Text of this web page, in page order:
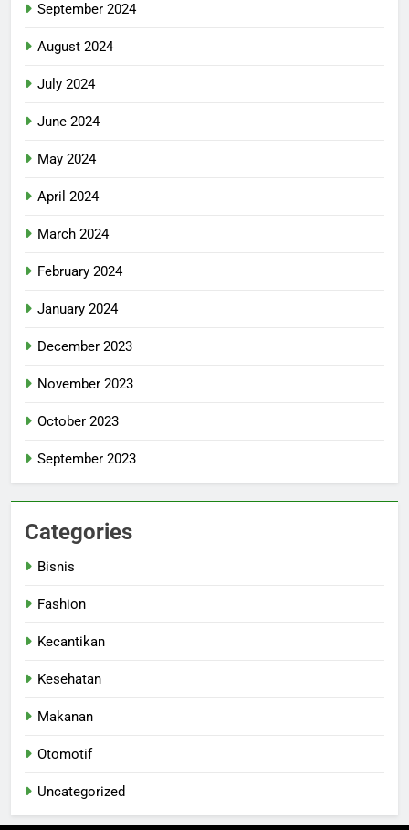
September 2024
August 2024
July 2024
June 2024
May 2024
April 2024
March 2024
February 2024
January 2024
December 2023
November 2023
October 2023
September 2023
Categories
Bisnis
Fashion
Kecantikan
Kesehatan
Makanan
Otomotif
Uncategorized